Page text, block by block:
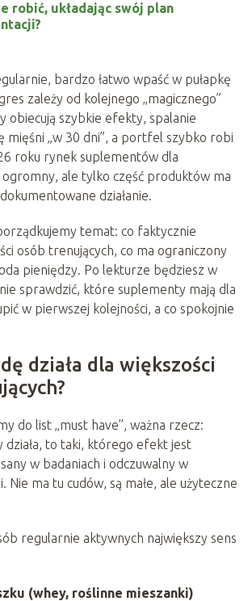
robić, układając swój plan
bardzo łatwo wpaść w pułapkę
zależy od kolejnego „magicznego”
obiecują szybkie efekty, spalanie
mięśni „w 30 dni”, a portfel szybko robi
roku rynek suplementów dla
ale tylko część produktów ma
działanie.
temat: co faktycznie
osób trenujących, co ma ograniczony
pieniędzy. Po lekturze będziesz w
sprawdzić, które suplementy mają dla
w pierwszej kolejności, a co spokojnie
działa dla większości
do list „must have”, ważna rzecz:
działa, to taki, którego efekt jest
w badaniach i odczuwalny w
Nie ma tu cudów, są małe, ale użyteczne
regularnie aktywnych największy sens
(whey, roślinne mieszanki)